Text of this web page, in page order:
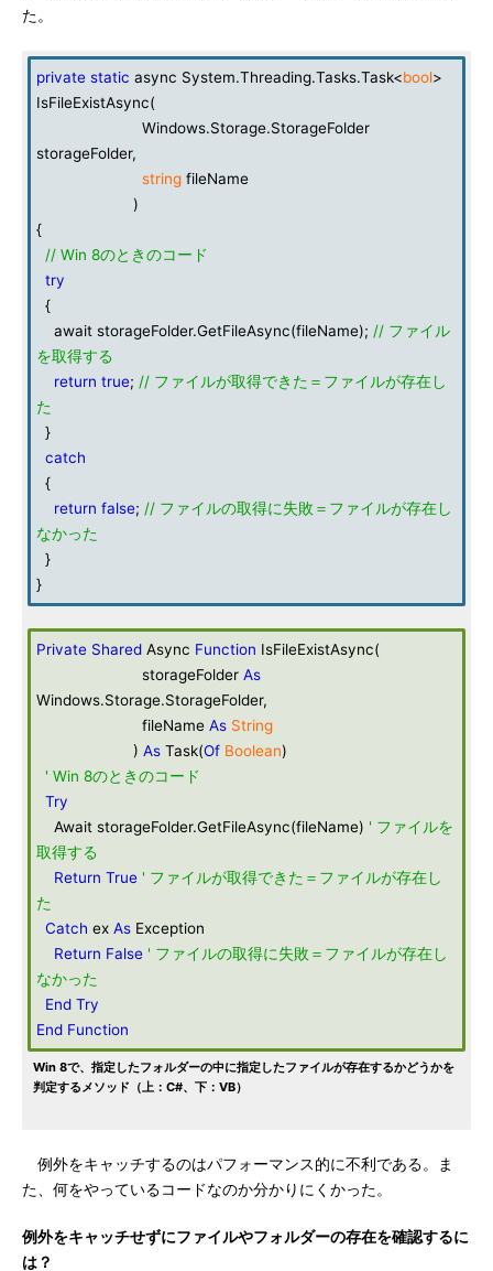
た。
private static async System.Threading.Tasks.Task<bool>
IsFileExistAsync(
Windows.Storage.StorageFolder
storageFolder,
string fileName
)
{
// Win 8のときのコード
try
{
await storageFolder.GetFileAsync(fileName); // ファイル
を取得する
return true; // ファイルが取得できた＝ファイルが存在し
た
}
catch
{
return false; // ファイルの取得に失敗＝ファイルが存在し
なかった
}
}
Private Shared Async Function IsFileExistAsync(
storageFolder As
Windows.Storage.StorageFolder,
fileName As String
) As Task(Of Boolean)
' Win 8のときのコード
Try
Await storageFolder.GetFileAsync(fileName) ' ファイルを
取得する
Return True ' ファイルが取得できた＝ファイルが存在し
た
Catch ex As Exception
Return False ' ファイルの取得に失敗＝ファイルが存在し
なかった
End Try
End Function
Win 8で、指定したフォルダーの中に指定したファイルが存在するかどうかを
判定するメソッド（上：C#、下：VB）
例外をキャッチするのはパフォーマンス的に不利である。ま
た、何をやっているコードなのか分かりにくかった。
例外をキャッチせずにファイルやフォルダーの存在を確認するに
は？